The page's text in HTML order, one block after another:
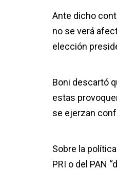
Ante dicho
no se verá
elección
Boni descartó
estas
se ejerzan
Sobre la
PRI o del PAN